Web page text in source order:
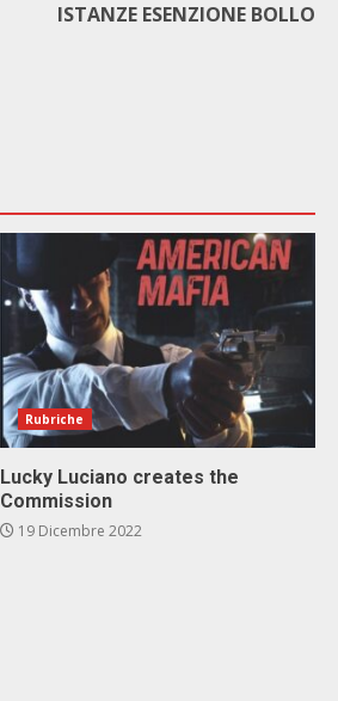
ISTANZE ESENZIONE BOLLO
Rubriche
Lucky Luciano creates the
Commission
19 Dicembre 2022